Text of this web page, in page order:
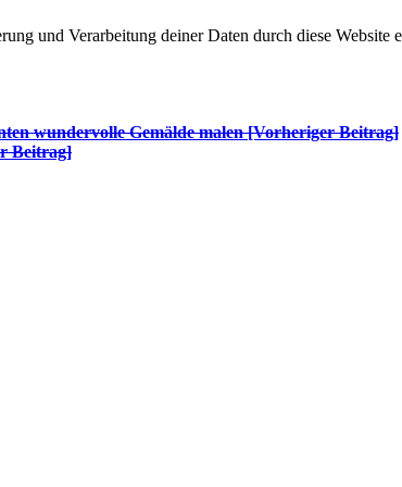
und Verarbeitung deiner Daten durch diese Website
wundervolle Gemälde malen [Vorheriger Beitrag]
Beitrag]